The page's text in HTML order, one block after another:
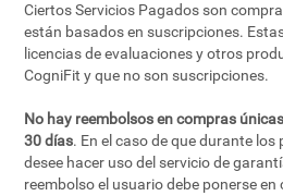
Ciertos Servicios Pagados son
están basados en suscripciones.
licencias de evaluaciones y otros
CogniFit y que no son suscripciones.
No hay reembolsos en compras
30 días. En el caso de que durante
desee hacer uso del servicio de
reembolso el usuario debe ponerse